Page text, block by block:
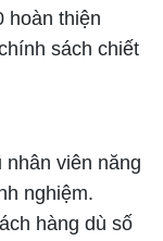
hoàn thiện
sách chiết
viên năng
nghiệm.
hàng dù số